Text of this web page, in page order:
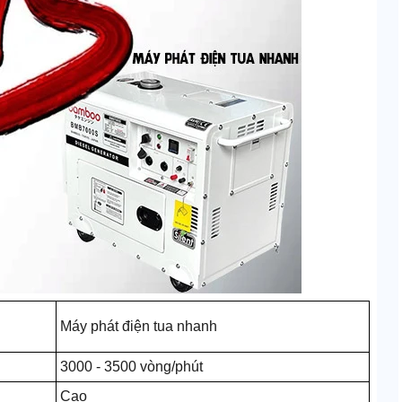
Máy phát điện tua nhanh
3000 - 3500 vòng/phút
Cao